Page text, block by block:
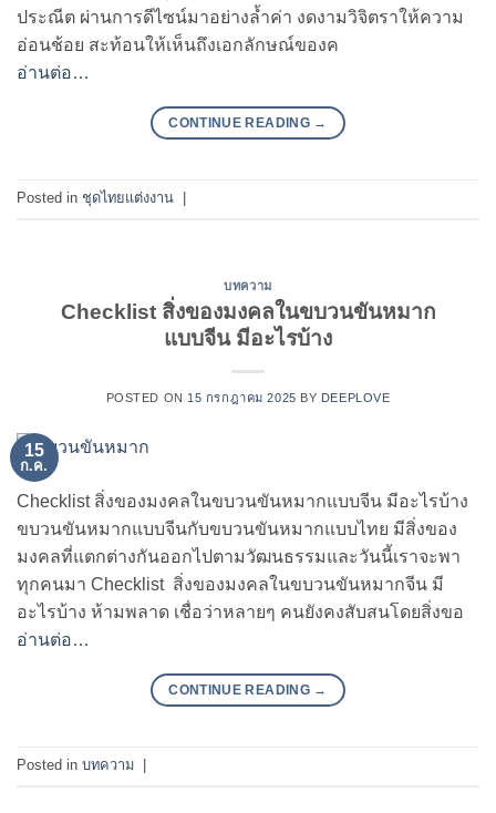
ประณีต ผ่านการดีไซน์มาอย่างล้ำค่า งดงามวิจิตราให้ความ
อ่อนช้อย สะท้อนให้เห็นถึงเอกลักษณ์ของค
อ่านต่อ…
CONTINUE READING →
Posted in ชุดไทยแต่งงาน
บทความ
Checklist สิ่งของมงคลในขบวนขันหมาก
แบบจีน มีอะไรบ้าง
POSTED ON 15 กรกฎาคม 2025 BY DEEPLOVE
15
ก.ค.
Checklist สิ่งของมงคลในขบวนขันหมากแบบจีน มีอะไรบ้าง
ขบวนขันหมากแบบจีนกับขบวนขันหมากแบบไทย มีสิ่งของ
มงคลที่แตกต่างกันออกไปตามวัฒนธรรมและวันนี้เราจะพา
ทุกคนมา Checklist สิ่งของมงคลในขบวนขันหมากจีน มี
อะไรบ้าง ห้ามพลาด เชื่อว่าหลายๆ คนยังคงสับสนโดยสิ่งขอ
อ่านต่อ…
CONTINUE READING →
Posted in บทความ